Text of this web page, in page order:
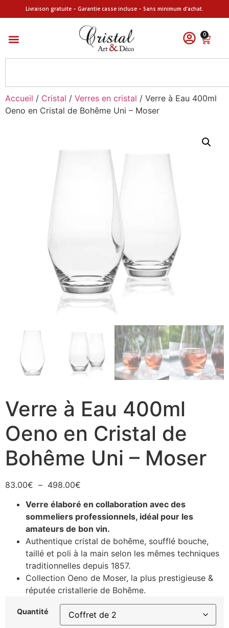
Livraison gratuite – Garantie casse incluse – Sans minimum d’achat.
0
Accueil / Cristal / Verres en cristal / Verre à Eau 400ml
Oeno en Cristal de Bohême Uni – Moser
Verre à Eau 400ml
Oeno en Cristal de
Bohême Uni – Moser
83.00€ – 498.00€
Verre élaboré en collaboration avec des
sommeliers professionnels, idéal pour les
amateurs de bon vin.
Authentique cristal de bohême, soufflé bouche,
taillé et poli à la main selon les mêmes techniques
traditionnelles depuis 1857.
Collection Oeno de Moser, la plus prestigieuse &
réputée cristallerie de Bohême.
Quantité